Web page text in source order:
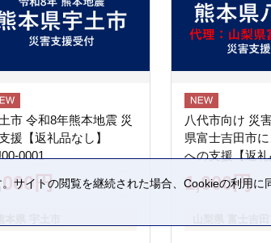
市 令和8年熊本地震 災
援【返礼品なし】
0001
円
八代市向け 災
県富士吉田市
への支援【返
1,000円
イトの閲覧を継続された場合、Cookieの利用に